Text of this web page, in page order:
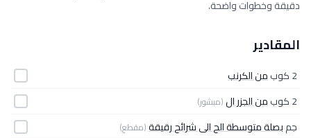
دقيقة وخطوات واضحة.
المقادير
2 كوب
من الكرنب
2 كوب
من الجزر ال(مبشور)
جمبصلة متوسطة الح الى شرائح رقيقة(مقطع)